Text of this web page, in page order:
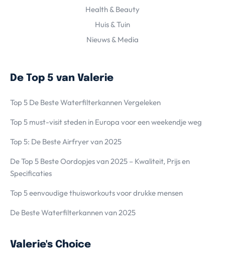
Health & Beauty
Huis & Tuin
Nieuws & Media
De Top 5 van Valerie
Top 5 De Beste Waterfilterkannen Vergeleken
Top 5 must-visit steden in Europa voor een weekendje weg
Top 5: De Beste Airfryer van 2025
De Top 5 Beste Oordopjes van 2025 – Kwaliteit, Prijs en
Specificaties
Top 5 eenvoudige thuisworkouts voor drukke mensen
De Beste Waterfilterkannen van 2025
Valerie's Choice